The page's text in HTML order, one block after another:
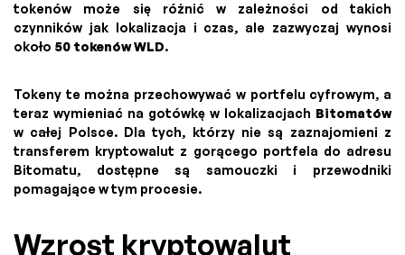
tokenów może się różnić w zależności od takich
czynników jak lokalizacja i czas, ale zazwyczaj wynosi
około 50 tokenów WLD.
Tokeny te można przechowywać w portfelu cyfrowym, a
teraz wymieniać na gotówkę w lokalizacjach Bitomatów
w całej Polsce. Dla tych, którzy nie są zaznajomieni z
transferem kryptowalut z gorącego portfela do adresu
Bitomatu, dostępne są samouczki i przewodniki
pomagające w tym procesie.
Wzrost kryptowalut